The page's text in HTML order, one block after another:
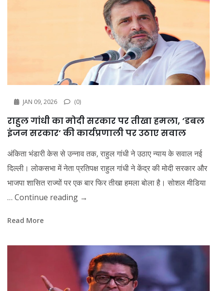
JAN 09, 2026 (0)
राहुल गांधी का मोदी सरकार पर तीखा हमला, ‘डबल
इंजन सरकार’ की कार्यप्रणाली पर उठाए सवाल
अंकिता भंडारी केस से उन्नाव तक, राहुल गांधी ने उठाए न्याय के सवाल नई
दिल्ली। लोकसभा में नेता प्रतिपक्ष राहुल गांधी ने केंद्र की मोदी सरकार और
भाजपा शासित राज्यों पर एक बार फिर तीखा हमला बोला है। सोशल मीडिया
… Continue reading →
Read More